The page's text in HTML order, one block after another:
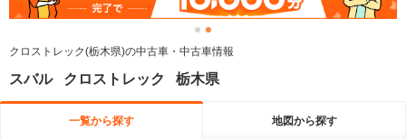
クロストレック(栃木県)の中古車・中古車情報
スバル クロストレック 栃木県
一覧から探す 地図から探す